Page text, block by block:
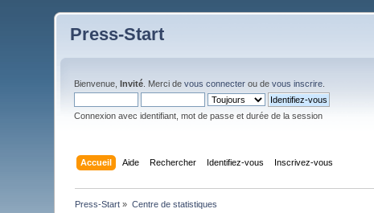
Press-Start
Bienvenue,Invité . Merci devous connecter ou devous inscrire
Connexion avec identifiant, mot de passe et durée de la session
Accueil Aide Rechercher Identifiez-vous Inscrivez-vous
Press-Start » Centre de statistiques